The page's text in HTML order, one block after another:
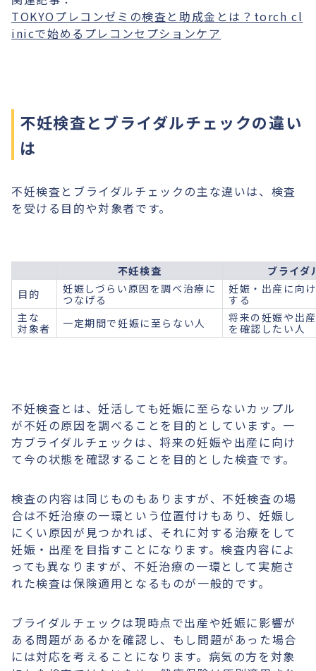
TOKYOプレコンゼミの検査と助成金とは？torch cl
inicで始めるプレコンセプションケア
不妊検査とブライダルチェックの違い
は
不妊検査とブライダルチェックの主な違いは、検査
を受ける目的や対象者です。
不妊検査
ブライダ
目的
妊娠しづらい原因を調べ治療に
つなげる
妊娠・出産に向
する
主な
対象者
一定期間で妊娠に至らない人
将来の妊娠や出
を確認したい人
不妊検査とは、妊活しても妊娠に至らないカップル
が不妊の原因を調べることを目的としています。一
方ブライダルチェックは、将来の妊娠や出産に向け
て今の状態を確認することを目的とした検査です。
検査の内容は同じものもありますが、不妊検査の場
合は不妊治療の一環という位置付けもあり、妊娠し
にくい原因が見つかれば、それに対する治療をして
妊娠・出産を目指すことになります。検査内容によ
っても異なりますが、不妊治療の一環として実施さ
れた検査は保険適用となるものが一般的です。
ブライダルチェックは現時点で出産や妊娠に影響が
ある問題があるかを確認し、もし問題があった場合
には対応を考えることになります。病気の方を対象